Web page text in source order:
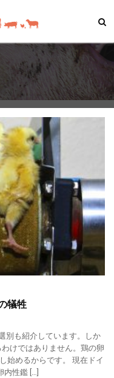
犠牲
別も紹介しています。しか
けではありません。鶏の卵
始めるからです。 現在ドイ
内性鑑 […]